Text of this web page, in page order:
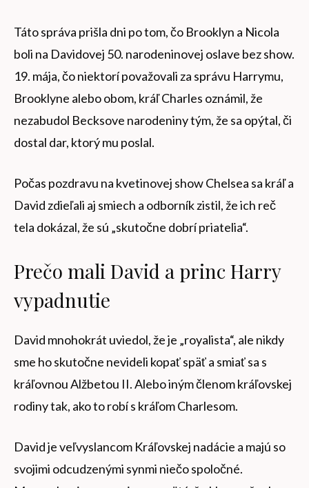
Táto správa prišla dni po tom, čo Brooklyn a Nicola
boli na Davidovej 50. narodeninovej oslave bez show.
19. mája, čo niektorí považovali za správu Harrymu,
Brooklyne alebo obom, kráľ Charles oznámil, že
nezabudol Becksove narodeniny tým, že sa opýtal, či
dostal dar, ktorý mu poslal.
Počas pozdravu na kvetinovej show Chelsea sa kráľ a
David zdieľali aj smiech a odborník zistil, že ich reč
tela dokázal, že sú „skutočne dobrí priatelia“.
Prečo mali David a princ Harry
vypadnutie
David mnohokrát uviedol, že je „royalista“, ale nikdy
sme ho skutočne nevideli kopať späť a smiať sa s
kráľovnou Alžbetou II. Alebo iným členom kráľovskej
rodiny tak, ako to robí s kráľom Charlesom.
David je veľvyslancom Kráľovskej nadácie a majú so
svojimi odcudzenými synmi niečo spoločné.